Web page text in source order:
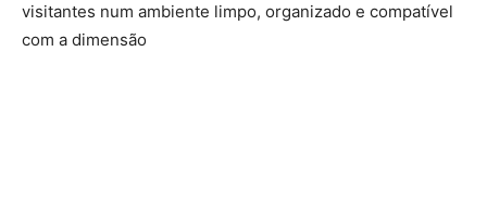
visitantes num ambiente limpo, organizado e compatível
com a dimensão